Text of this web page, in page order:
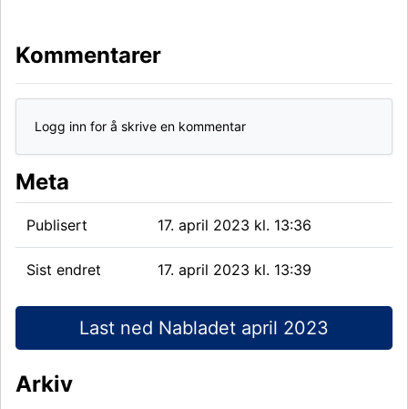
Kommentarer
Logg inn for å skrive en kommentar
Meta
Publisert 17. april 2023 kl. 13:36
Sist endret 17. april 2023 kl. 13:39
Last ned Nabladet april 2023
Arkiv